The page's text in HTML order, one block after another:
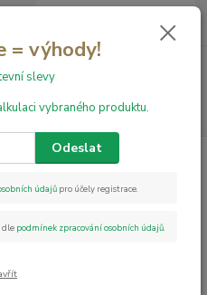
Hledat
0,00 Kč
PURETEX
na filcovém podkladu
= výhody!
slevy
vybraného produktu.
Odeslat
údajů pro účely registrace.
dle podmínek zpracování osobních údajů.